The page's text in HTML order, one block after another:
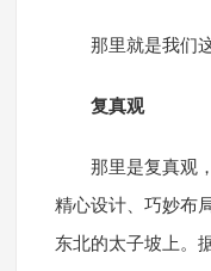
那里就是我们
复真观
那里是复真观
精心设计、巧妙布
东北的太子坡上。